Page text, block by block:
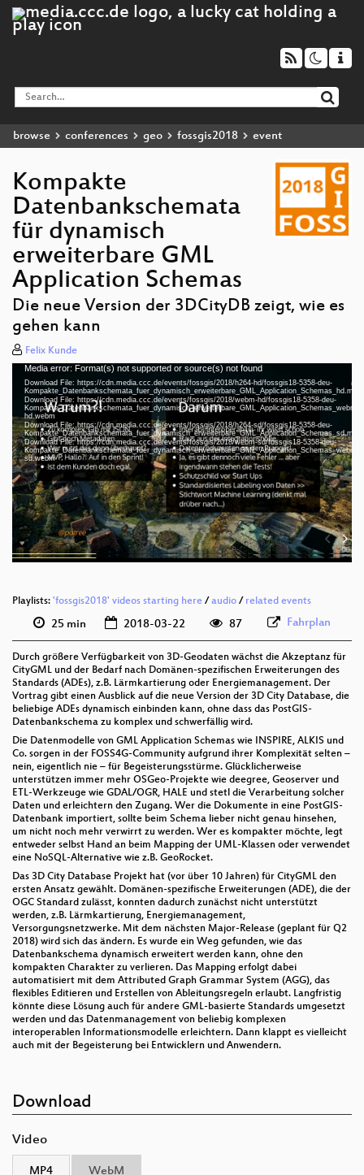
browse conferences geo fossgis2018 event
Kompakte
Datenbankschemata
für dynamisch
erweiterbare GML
Application Schemas
Die neue Version der 3DCityDB zeigt, wie es
gehen kann
Felix Kunde
Video
Player
Media error: Format(s) not supported or source(s) not found
Download File: https://cdn.media.ccc.de/events/fossgis/2018/h264-hd/fossgis18-5358-deu-
Kompakte_Datenbankschemata_fuer_dynamisch_erweiterbare_GML_Application_Schemas_hd.mp4
Download File: https://cdn.media.ccc.de/events/fossgis/2018/webm-hd/fossgis18-5358-deu-
Kompakte_Datenbankschemata_fuer_dynamisch_erweiterbare_GML_Application_Schemas_webm-
hd.webm
Download File: https://cdn.media.ccc.de/events/fossgis/2018/h264-sd/fossgis18-5358-deu-
Kompakte_Datenbankschemata_fuer_dynamisch_erweiterbare_GML_Application_Schemas_sd.mp4
Download File: https://cdn.media.ccc.de/events/fossgis/2018/webm-sd/fossgis18-5358-deu-
Kompakte_Datenbankschemata_fuer_dynamisch_erweiterbare_GML_Application_Schemas_webm-
sd.webm
deu 1080p (mp4)
deu 1080p (webm)
deu 576p (mp4)
deu 576p (webm)
Playlists: 'fossgis2018' videos starting here /audio / related events
25 min 2018-03-22 87 Fahrplan
Durch größere Verfügbarkeit von 3D-Geodaten wächst die Akzeptanz für
CityGML und der Bedarf nach Domänen-spezifischen Erweiterungen des
Standards (ADEs), z.B. Lärmkartierung oder Energiemanagement. Der
Vortrag gibt einen Ausblick auf die neue Version der 3D City Database, die
beliebige ADEs dynamisch einbinden kann, ohne dass das PostGIS-
Datenbankschema zu komplex und schwerfällig wird.
Die Datenmodelle von GML Application Schemas wie INSPIRE, ALKIS und
Co. sorgen in der FOSS4G-Community aufgrund ihrer Komplexität selten –
nein, eigentlich nie – für Begeisterungsstürme. Glücklicherweise
unterstützen immer mehr OSGeo-Projekte wie deegree, Geoserver und
ETL-Werkzeuge wie GDAL/OGR, HALE und stetl die Verarbeitung solcher
Daten und erleichtern den Zugang. Wer die Dokumente in eine PostGIS-
Datenbank importiert, sollte beim Schema lieber nicht genau hinsehen,
um nicht noch mehr verwirrt zu werden. Wer es kompakter möchte, legt
entweder selbst Hand an beim Mapping der UML-Klassen oder verwendet
eine NoSQL-Alternative wie z.B. GeoRocket.
Das 3D City Database Projekt hat (vor über 10 Jahren) für CityGML den
ersten Ansatz gewählt. Domänen-spezifische Erweiterungen (ADE), die der
OGC Standard zulässt, konnten dadurch zunächst nicht unterstützt
werden, z.B. Lärmkartierung, Energiemanagement,
Versorgungsnetzwerke. Mit dem nächsten Major-Release (geplant für Q2
2018) wird sich das ändern. Es wurde ein Weg gefunden, wie das
Datenbankschema dynamisch erweitert werden kann, ohne den
kompakten Charakter zu verlieren. Das Mapping erfolgt dabei
automatisiert mit dem Attributed Graph Grammar System (AGG), das
flexibles Editieren und Erstellen von Ableitungsregeln erlaubt. Langfristig
könnte diese Lösung auch für andere GML-basierte Standards umgesetzt
werden und das Datenmanagement von beliebig komplexen
interoperablen Informationsmodelle erleichtern. Dann klappt es vielleicht
auch mit der Begeisterung bei Entwicklern und Anwendern.
Download
Video
MP4 WebM